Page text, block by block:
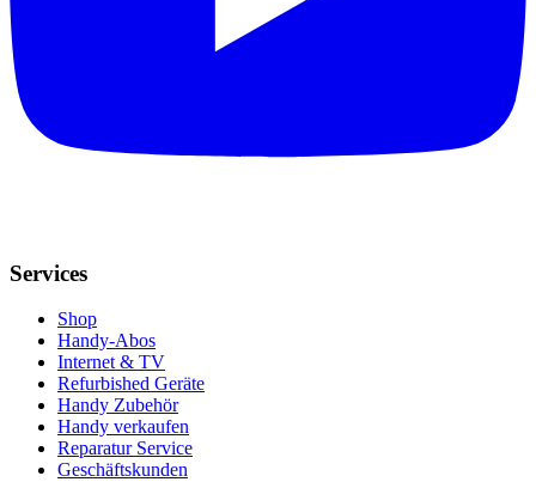
Services
Shop
Handy-Abos
Internet & TV
Refurbished Geräte
Handy Zubehör
Handy verkaufen
Reparatur Service
Geschäftskunden